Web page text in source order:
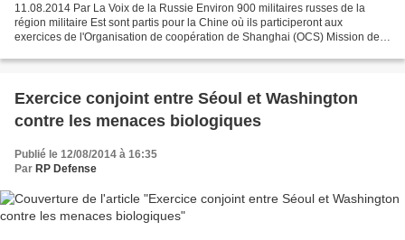
11.08.2014 Par La Voix de la Russie Environ 900 militaires russes de la
région militaire Est sont partis pour la Chine où ils participeront aux
exercices de l'Organisation de coopération de Shanghai (OCS) Mission de
Exercice conjoint entre Séoul et Washington
contre les menaces biologiques
Publié le 12/08/2014 à 16:35
Par RP Defense